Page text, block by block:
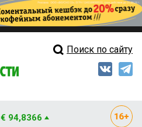
Свежий выпускПоиск по сайту
€ 94,8366